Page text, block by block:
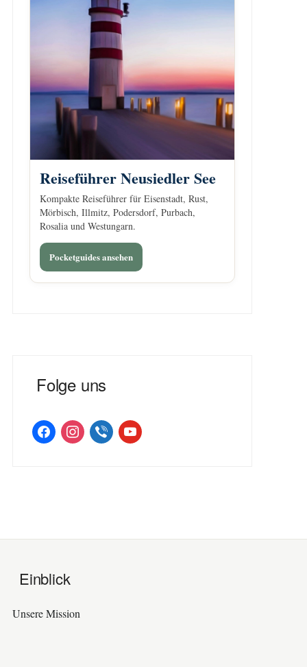
Reiseführer Neusiedler See
Kompakte Reiseführer für Eisenstadt, Rust,
Mörbisch, Illmitz, Podersdorf, Purbach,
Rosalia und Westungarn.
Pocketguides ansehen
Folge uns
facebookinstagramviber youtube
Einblick
Unsere Mission